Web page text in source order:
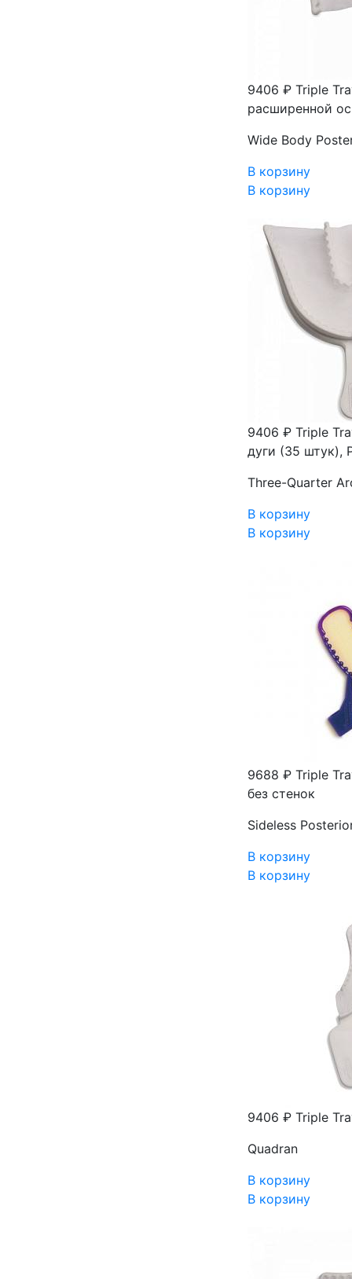
9406 ₽ Triple
расширенной
Wide Body
В корзину
В корзину
9406 ₽ Triple
дуги (35 штук),
Three-Quarter
В корзину
В корзину
9688 ₽ Triple
без стенок
Sideless
В корзину
В корзину
9406 ₽ Triple
Quadran
В корзину
В корзину